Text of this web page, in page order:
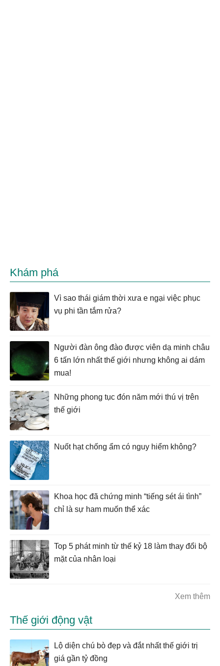
Khám phá
Vì sao thái giám thời xưa e ngại việc phục
vụ phi tần tắm rửa?
Người đàn ông đào được viên dạ minh châu
6 tấn lớn nhất thế giới nhưng không ai dám
mua!
Những phong tục đón năm mới thú vị trên
thế giới
Nuốt hạt chống ẩm có nguy hiểm không?
Khoa học đã chứng minh “tiếng sét ái tình”
chỉ là sự ham muốn thể xác
Top 5 phát minh từ thế kỷ 18 làm thay đổi bộ
mặt của nhân loại
Xem thêm
Thế giới động vật
Lộ diện chú bò đẹp và đắt nhất thế giới trị
giá gần tỷ đồng